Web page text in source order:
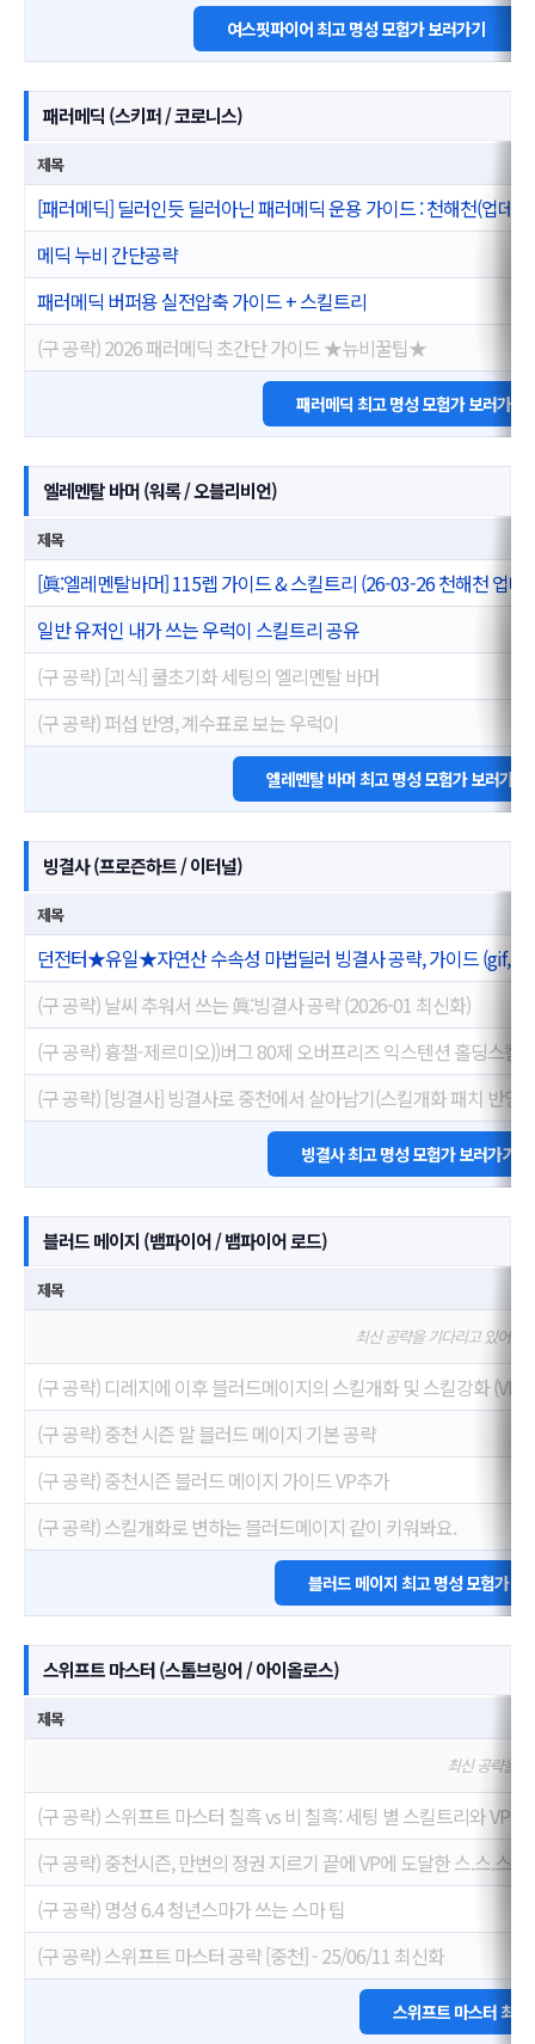
여스핏파이어 최고 명성 모험가 보러가기
패러메딕 (스키퍼 / 코로니스)
제목
[패러메딕] 딜러인듯 딜러아닌 패러메딕 운용 가이드 : 천해천(업데
메딕 누비 간단공략
패러메딕 버퍼용 실전압축 가이드 + 스킬트리
(구 공략) 2026 패러메딕 초간단 가이드 ★뉴비꿀팁★
패러메딕 최고 명성 모험가 보러가기
엘레멘탈 바머 (워록 / 오블리비언)
제목
[眞:엘레멘탈바머] 115렙 가이드 & 스킬트리 (26-03-26 천해천 업데
일반 유저인 내가 쓰는 우럭이 스킬트리 공유
(구 공략) [괴식] 쿨초기화 세팅의 엘리멘탈 바머
(구 공략) 퍼섭 반영, 계수표로 보는 우럭이
엘레멘탈 바머 최고 명성 모험가 보러가기
빙결사 (프로즌하트 / 이터널)
제목
던전터★유일★자연산 수속성 마법딜러 빙결사 공략, 가이드 (gif,데
(구 공략) 날씨 추워서 쓰는 眞:빙결사 공략 (2026-01 최신화)
(구 공략) 흉챌-제르미오))버그 80제 오버프리즈 익스텐션 홀딩스킬
(구 공략) [빙결사] 빙결사로 중천에서 살아남기(스킬개화 패치 반영)
빙결사 최고 명성 모험가 보러가기
블러드 메이지 (뱀파이어 / 뱀파이어 로드)
제목
최신 공략을 기다리고 있어요
(구 공략) 디레지에 이후 블러드메이지의 스킬개화 및 스킬강화 (VP)
(구 공략) 중천 시즌 말 블러드 메이지 기본 공략
(구 공략) 중천시즌 블러드 메이지 가이드 VP추가
(구 공략) 스킬개화로 변하는 블러드메이지 같이 키워봐요.
블러드 메이지 최고 명성 모험가 보
스위프트 마스터 (스톰브링어 / 아이올로스)
제목
최신 공략을
(구 공략) 스위프트 마스터 칠흑 vs 비 칠흑: 세팅 별 스킬트리와 VP
(구 공략) 중천시즌, 만번의 정권 지르기 끝에 VP에 도달한 스.스.스.
(구 공략) 명성 6.4 청년스마가 쓰는 스마 팁
(구 공략) 스위프트 마스터 공략 [중천] - 25/06/11 최신화
스위프트 마스터 최